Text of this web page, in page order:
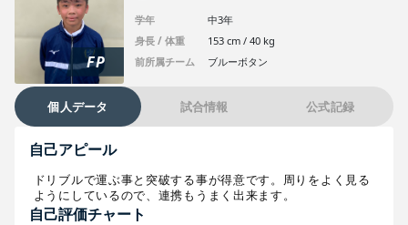
FP
学年
中3年
身長 / 体重
153 cm / 40 kg
前所属チーム
ブルーボタン
個人データ 試合情報 公式記録
自己アピール
ドリブルで運ぶ事と突破する事が得意です。周りをよく見る
ようにしているので、連携もうまく出来ます。
自己評価チャート